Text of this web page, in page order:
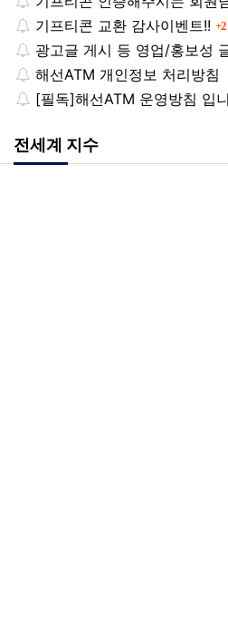
기프티콘 교환 감사이벤트!! 2
광고글 게시 등 영업/홍보성 글 삭
해선ATM 개인정보 처리방침
[필독]해선ATM 운영방침 입
전세계 지수